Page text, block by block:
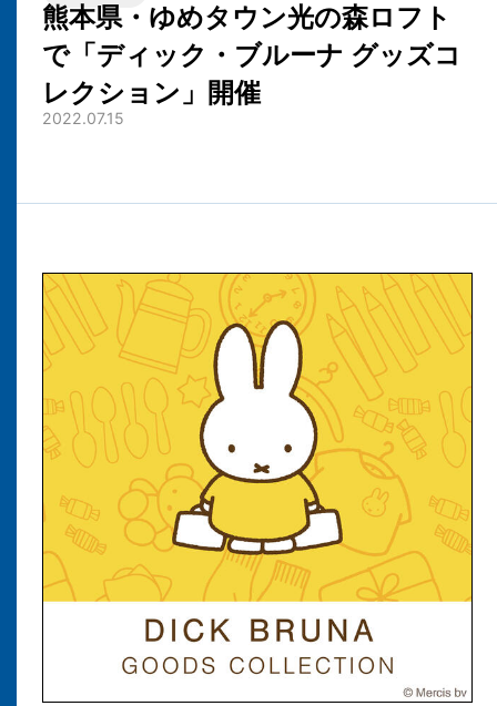
熊本県・ゆめタウン光の森ロフト
で「ディック・ブルーナ グッズコ
レクション」開催
2022.07.15